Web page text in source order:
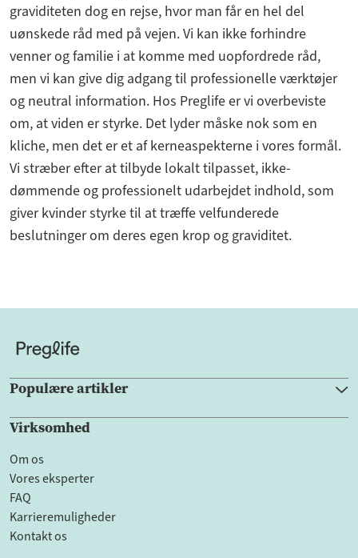
graviditeten dog en rejse, hvor man får en hel del
uønskede råd med på vejen. Vi kan ikke forhindre
venner og familie i at komme med uopfordrede råd,
men vi kan give dig adgang til professionelle værktøjer
og neutral information. Hos Preglife er vi overbeviste
om, at viden er styrke. Det lyder måske nok som en
kliche, men det er et af kerneaspekterne i vores formål.
Vi stræber efter at tilbyde lokalt tilpasset, ikke-
dømmende og professionelt udarbejdet indhold, som
giver kvinder styrke til at træffe velfunderede
beslutninger om deres egen krop og graviditet.
Populære artikler
Virksomhed
Om os
Vores eksperter
FAQ
Karrieremuligheder
Kontakt os